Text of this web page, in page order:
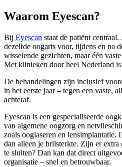
Waarom Eyescan?
Bij Eyescan staat de patiënt
dezelfde oogarts voor, tijdens en na
wisselende gezichten, maar één
Met klinieken door heel Nederland
De behandelingen zijn inclusief
in het eerste jaar – tegen een vaste,
achteraf.
Eyescan is een gespecialiseerde
van algemene oogzorg en
zoals ooglaseren en lensimplantatie.
dan alleen je brilsterkte. Zijn er
te sluiten? Dan kan dat direct
organisatie – snel en betrouwbaar.